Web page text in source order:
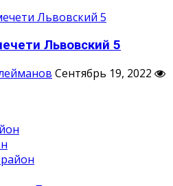
Львовский 5
Сентябрь 19, 2022